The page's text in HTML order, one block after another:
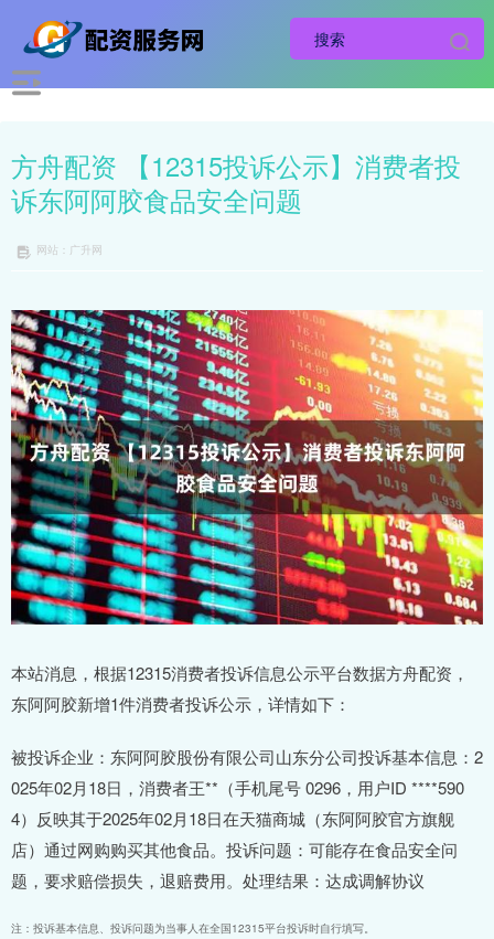
方舟配资 【12315投诉公示】消费者投
诉东阿阿胶食品安全问题
网站：广升网
本站消息，根据12315消费者投诉信息公示平台数据方舟配资，
东阿阿胶新增1件消费者投诉公示，详情如下：
被投诉企业：东阿阿胶股份有限公司山东分公司投诉基本信息：2
025年02月18日，消费者王**（手机尾号 0296，用户ID ****590
4）反映其于2025年02月18日在天猫商城（东阿阿胶官方旗舰
店）通过网购购买其他食品。投诉问题：可能存在食品安全问
题，要求赔偿损失，退赔费用。处理结果：达成调解协议
注：投诉基本信息、投诉问题为当事人在全国12315平台投诉时自行填写。